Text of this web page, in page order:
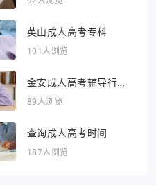
英山成人高考专科
101人浏览
金安成人高考辅导行业
的文章
89人浏览
查询成人高考时间
187人浏览